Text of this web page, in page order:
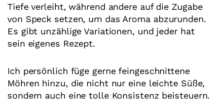
Tiefe verleiht, während andere auf die Zugabe
von Speck setzen, um das Aroma abzurunden.
Es gibt unzählige Variationen, und jeder hat
sein eigenes Rezept.
Ich persönlich füge gerne feingeschnittene
Möhren hinzu, die nicht nur eine leichte Süße,
sondern auch eine tolle Konsistenz beisteuern.